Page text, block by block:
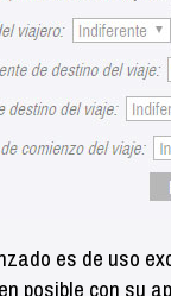
es de uso
posible con su